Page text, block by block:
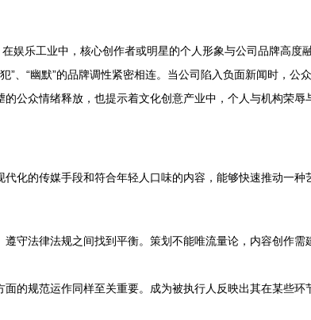
娱乐工业中，核心创作者或明星的个人形象与公司品牌高度
”、“幽默”的品牌调性紧密相连。当公司陷入负面新闻时，公
公众情绪释放，也提示着文化创意产业中，个人与机构荣辱
化的传媒手段和符合年轻人口味的内容，能够快速推动一种
守法律法规之间找到平衡。策划不能唯流量论，内容创作需
的规范运作同样至关重要。成为被执行人反映出其在某些环